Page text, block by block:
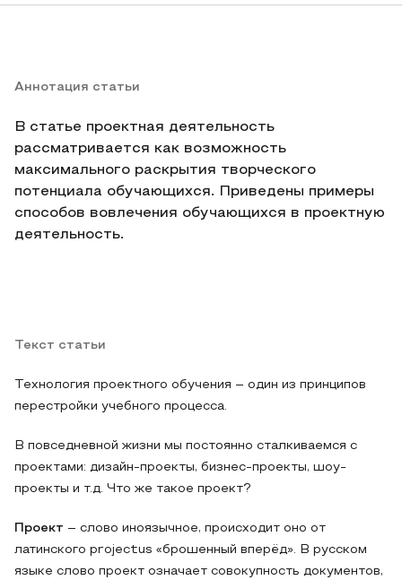
Аннотация статьи
В статье проектная деятельность
рассматривается как возможность
максимального раскрытия творческого
потенциала обучающихся. Приведены примеры
способов вовлечения обучающихся в проектную
деятельность.
Текст статьи
Технология проектного обучения – один из принципов
перестройки учебного процесса.
В повседневной жизни мы постоянно сталкиваемся с
проектами: дизайн-проекты, бизнес-проекты, шоу-
проекты и т.д. Что же такое проект?
Проект – слово иноязычное, происходит оно от
латинского projectus «брошенный вперёд». В русском
языке слово проект означает совокупность документов,